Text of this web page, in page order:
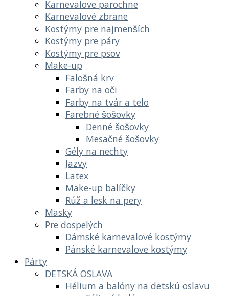
Karnevalove parochne
Karnevalové zbrane
Kostýmy pre najmenších
Kostýmy pre páry
Kostýmy pre psov
Make-up
Falošná krv
Farby na oči
Farby na tvár a telo
Farebné šošovky
Denné šošovky
Mesačné šošovky
Gély na nechty
Jazvy
Latex
Make-up balíčky
Rúž a lesk na pery
Masky
Pre dospelých
Dámské karnevalové kostýmy
Pánské karnevalove kostýmy
Párty
DETSKÁ OSLAVA
Hélium a balóny na detskú oslavu